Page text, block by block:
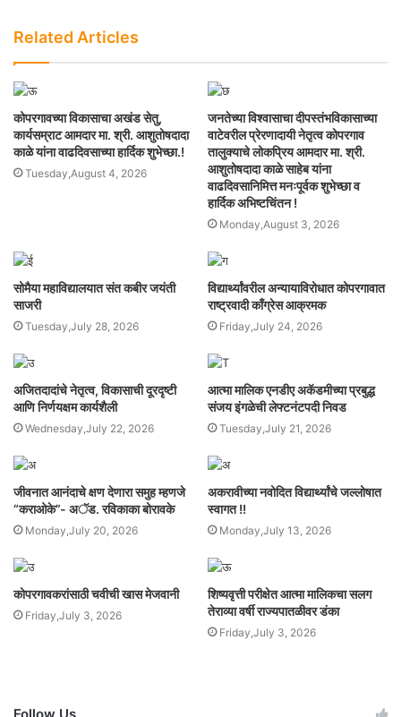
Related Articles
कोपरगावच्या विकासाचा अखंड सेतु,
कार्यसम्राट आमदार मा. श्री. आशुतोषदादा
काळे यांना वाढदिवसाच्या हार्दिक शुभेच्छा.!
Tuesday,August 4, 2026
जनतेच्या विश्वासाचा दीपस्तंभविकासाच्या
वाटेवरील प्रेरणादायी नेतृत्व कोपरगाव
तालुक्याचे लोकप्रिय आमदार मा. श्री.
आशुतोषदादा काळे साहेब यांना
वाढदिवसानिमित्त मनःपूर्वक शुभेच्छा व
हार्दिक अभिष्टचिंतन !
Monday,August 3, 2026
सोमैया महाविद्यालयात संत कबीर जयंती
साजरी
Tuesday,July 28, 2026
विद्यार्थ्यांवरील अन्यायाविरोधात कोपरगावात
राष्ट्रवादी काँग्रेस आक्रमक
Friday,July 24, 2026
अजितदादांचे नेतृत्व, विकासाची दूरदृष्टी
आणि निर्णयक्षम कार्यशैली
Wednesday,July 22, 2026
आत्मा मालिक एनडीए अकॅडमीच्या प्रबुद्ध
संजय इंगळेची लेफ्टनंटपदी निवड
Tuesday,July 21, 2026
जीवनात आनंदाचे क्षण देणारा समुह म्हणजे
“कराओके”- अॅड. रविकाका बोरावके
Monday,July 20, 2026
अकरावीच्या नवोदित विद्यार्थ्यांचे जल्लोषात
स्वागत !!
Monday,July 13, 2026
कोपरगावकरांसाठी चवीची खास मेजवानी
Friday,July 3, 2026
शिष्यवृत्ती परीक्षेत आत्मा मालिकचा सलग
तेराव्या वर्षी राज्यपातळीवर डंका
Friday,July 3, 2026